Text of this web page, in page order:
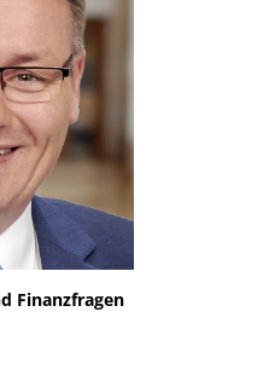
Finanzfragen